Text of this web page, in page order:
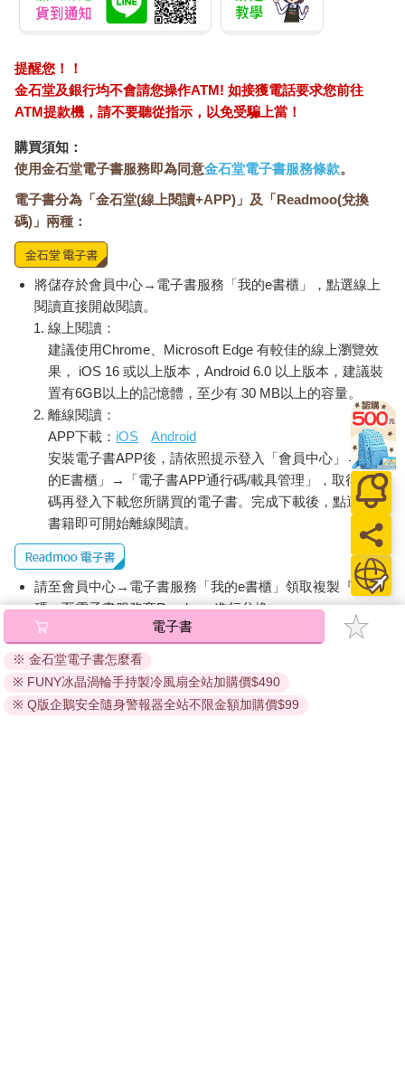
提醒您！！
金石堂及銀行均不會請您操作ATM! 如接獲電話要求您前往
ATM提款機，請不要聽從指示，以免受騙上當！
購買須知：
使用金石堂電子書服務即為同意金石堂電子書服務條款。
電子書分為「金石堂(線上閱讀+APP)」及「Readmoo(兌換
碼)」兩種：
將儲存於會員中心→電子書服務「我的e書櫃」，點選線上
閱讀直接開啟閱讀。
線上閱讀：
建議使用Chrome、Microsoft Edge 有較佳的線上瀏覽效
果， iOS 16 或以上版本，Android 6.0 以上版本，建議裝
置有6GB以上的記憶體，至少有 30 MB以上的容量。
離線閱讀：
APP下載： iOS
Android
安裝電子書APP後，請依照提示登入「會員中心」→「我
的E書櫃」→「電子書APP通行碼/載具管理」，取得通行
碼再登入下載您所購買的電子書。完成下載後，點選任一
書籍即可開始離線閱讀。
請至會員中心→電子書服務「我的e書櫃」領取複製『兌換
碼』至電子書服務商Readmoo進行兌換。
退換貨須知：
因版權保護，您在金石堂所購買的電子書僅能以金石堂專屬
的閱讀軟體開啟閱讀，無法以其他閱讀器或直接下載檔案。
依據「消費者保護法」第19條及行政院消費者保護處公告之
電子書
※ 金石堂電子書怎麼看
※ FUNY冰晶渦輪手持製冷風扇全站加購價$490
※ Q版企鵝安全隨身警報器全站不限金額加購價$99